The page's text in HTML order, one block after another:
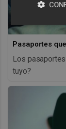
Pasaportes
Los
tuyo?